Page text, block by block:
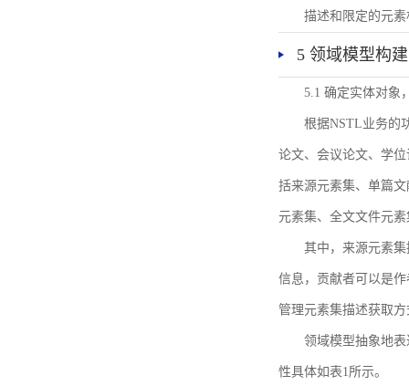
描述和限定的元
5 领域模型构建
5.1 确定实体对象
根据NSTL业务的
论文、会议论文、学
括来源元素集、单篇
元素集、全文文件元
其中，来源元素
信息，贡献者可以是
管理元素集描述获取
领域模型抽象地
性具体如表1所示。